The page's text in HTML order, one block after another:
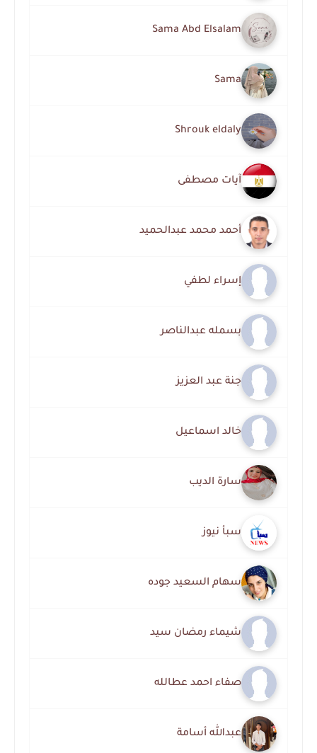
Sama Abd Elsalam
Sama
Shrouk eldaly
آيات مصطفى
أحمد محمد عبدالحميد
إسراء لطفي
بسمله عبدالناصر
جنة عبد العزيز
خالد اسماعيل
سارة الديب
سبأ نيوز
سهام السعيد جوده
شيماء رمضان سيد
صفاء احمد عطالله
عبدالله أسامة